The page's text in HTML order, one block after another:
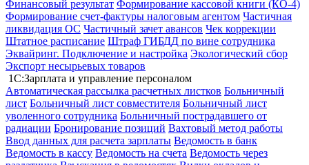
Финансовый результат Формирование кассовой книги (КО-4)
Формирование счет-фактуры налоговым агентом Частичная
ликвидация ОС Частичный зачет авансов Чек коррекции
Штатное расписание Штраф ГИБДД по вине сотрудника
Эквайринг. Подключение и настройка Экологический сбор
Экспорт несырьевых товаров
1С:Зарплата и управление персоналом
Автоматическая рассылка расчетных листков Больничный
лист Больничный лист совместителя Больничный лист
уволенного сотрудника Больничный пострадавшего от
радиации Бронирование позиций Вахтовый метод работы
Ввод данных для расчета зарплаты Ведомость в банк
Ведомость в кассу Ведомость на счета Ведомость через